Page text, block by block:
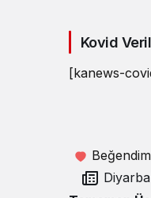
Kovid
[kanews-
Beğendim